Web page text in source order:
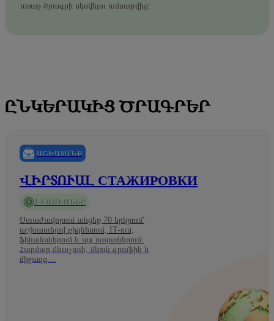
առաջ ծրագրի սկսվելու ամսաթվից:
ԸՆԿԵՐԱԿԻՑ ԾՐԱԳՐԵՐ
ԱՇԽԱՏԱՆՔ
ՎԻՐՏՈՒԱԼ СТАЖИРОВКИ
1-4 ԱՄԻՍՆԵՐ
Ստաժավորում անցեք 70 երկրում՝
աշխատելով բիզնեսում, IT-ում,
ֆինանսներում և այլ ոլորտներում:
Հարմար ձևաչափ, ճկուն գրաֆիկ և
միջազգ…